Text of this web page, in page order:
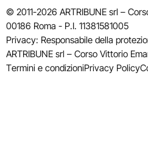
© 2011-2026 ARTRIBUNE srl –
00186 Roma - P.I. 11381581005
Privacy: Responsabile della
ARTRIBUNE srl – Corso Vittorio
Termini e condizioniPrivacy Policy